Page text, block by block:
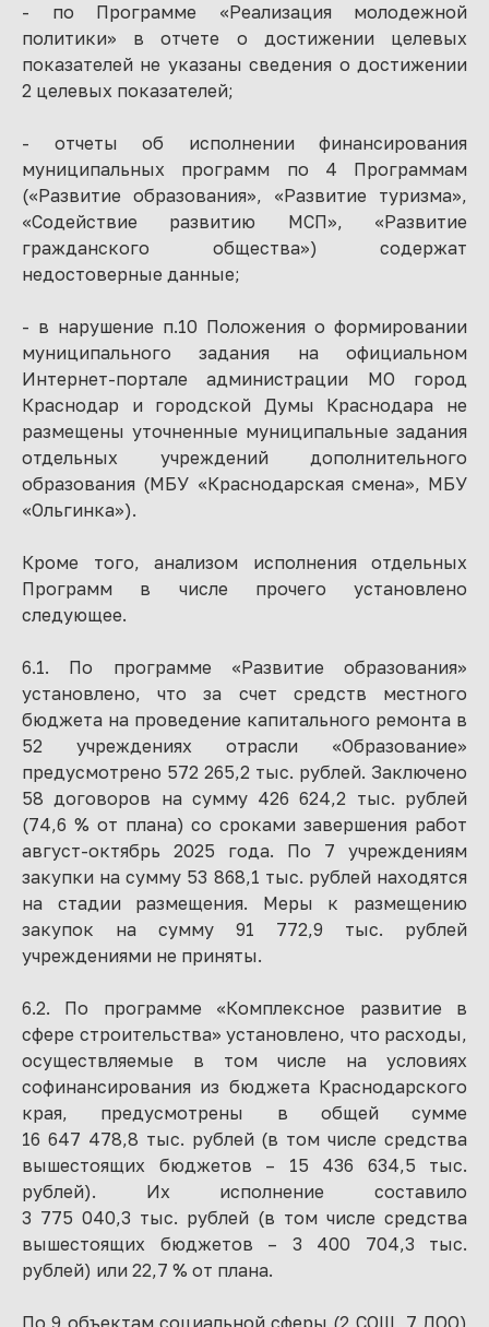
- по Программе «Реализация молодежной
политики» в отчете о достижении целевых
показателей не указаны сведения о достижении
2 целевых показателей;
- отчеты об исполнении финансирования
муниципальных программ по 4 Программам
(«Развитие образования», «Развитие туризма»,
«Содействие развитию МСП», «Развитие
гражданского общества») содержат
недостоверные данные;
- в нарушение п.10 Положения о формировании
муниципального задания на официальном
Интернет-портале администрации МО город
Краснодар и городской Думы Краснодара не
размещены уточненные муниципальные задания
отдельных учреждений дополнительного
образования (МБУ «Краснодарская смена», МБУ
«Ольгинка»).
Кроме того, анализом исполнения отдельных
Программ в числе прочего установлено
следующее.
6.1. По программе «Развитие образования»
установлено, что за счет средств местного
бюджета на проведение капитального ремонта в
52 учреждениях отрасли «Образование»
предусмотрено 572 265,2 тыс. рублей. Заключено
58 договоров на сумму 426 624,2 тыс. рублей
(74,6 % от плана) со сроками завершения работ
август-октябрь 2025 года. По 7 учреждениям
закупки на сумму 53 868,1 тыс. рублей находятся
на стадии размещения. Меры к размещению
закупок на сумму 91 772,9 тыс. рублей
учреждениями не приняты.
6.2. По программе «Комплексное развитие в
сфере строительства» установлено, что расходы,
осуществляемые в том числе на условиях
софинансирования из бюджета Краснодарского
края, предусмотрены в общей сумме
16 647 478,8 тыс. рублей (в том числе средства
вышестоящих бюджетов – 15 436 634,5 тыс.
рублей). Их исполнение составило
3 775 040,3 тыс. рублей (в том числе средства
вышестоящих бюджетов – 3 400 704,3 тыс.
рублей) или 22,7 % от плана.
По 9 объектам социальной сферы (2 СОШ, 7 ДОО)